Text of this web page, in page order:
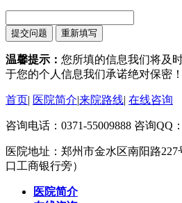
温馨提示： 您所填的信息我们将及
于您的个人信息我们承诺绝对保密
首页| 医院简介|来院路线| 在线咨询
咨询电话：0371-55009888 咨询QQ
医院地址：郑州市金水区南阳路
口工商银行旁）
医院简介